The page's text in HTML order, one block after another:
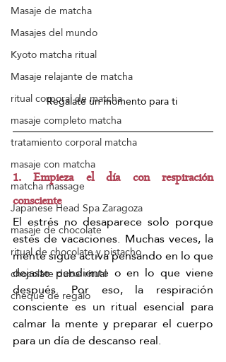
Masaje de matcha
Masajes del mundo
Kyoto matcha ritual
Masaje relajante de matcha
ritual corporal de matcha
masaje completo matcha
tratamiento corporal matcha
masaje con matcha
matcha massage
Japanese Head Spa Zaragoza
masaje de chocolate
ritual de chocolate y pistacho
chocolate dubai ritual
cheque de regalo
Regalate un momento para ti
1. Empieza el día con respiración
consciente
El estrés no desaparece solo porque
estés de vacaciones. Muchas veces, la
mente sigue activa pensando en lo que
dejaste pendiente o en lo que viene
después. Por eso, la respiración
consciente es un ritual esencial para
calmar la mente y preparar el cuerpo
para un día de descanso real.